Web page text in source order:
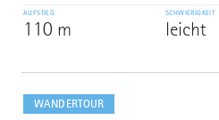
AUFSTIEG
110 m
SCHWIERIGKEIT
leicht
WANDERTOUR
dazu